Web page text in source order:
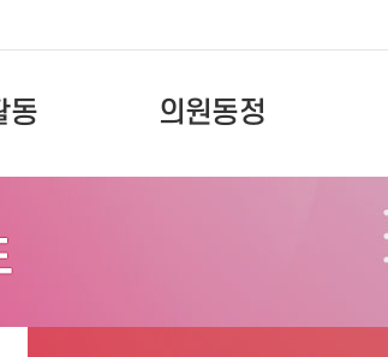
동 의원동정